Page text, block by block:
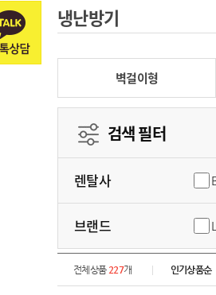
냉난방기
벽걸이형
검색 필터
렌탈사
브랜드
전체상품 227개 인기상품순